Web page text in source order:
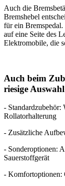
Auch die
Bremshebel
für ein
auf eine Seite des
Elektromobile, die
Auch beim
riesige
- Standardzubehör:
Rollatorhalterung
- Zusätzliche
- Sonderoptionen:
Sauerstoffgerät
- Komfortoptionen: